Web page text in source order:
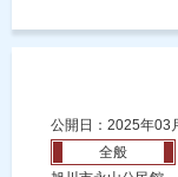
公開日：2025年03
全般